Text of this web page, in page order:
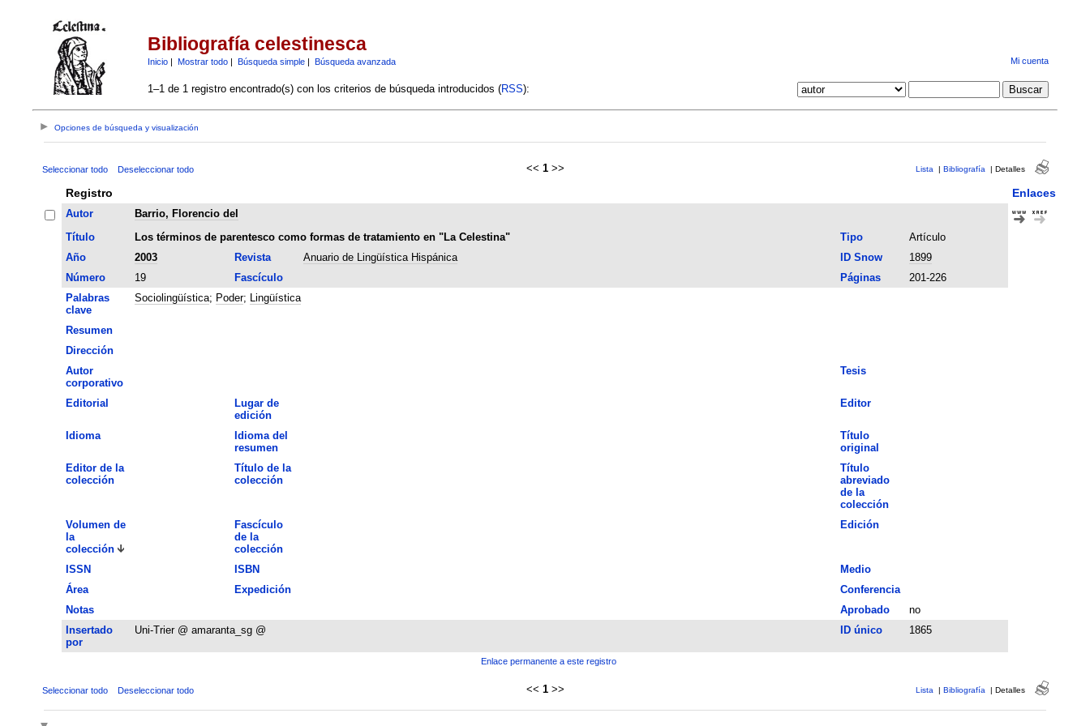
Bibliografía celestinesca
Inicio| Mostrar todo| Búsqueda simple| Búsqueda avanzada Mi cuenta
1–1 de 1 registro encontrado(s) con los criterios de búsqueda introducidos (RSS):
Opciones de búsqueda y visualización
Seleccionar todo Deseleccionar todo << 1 >> Lista | Bibliografía | Detalles
Registro Enlaces
Autor
Barrio, Florencio del
Título
Los términos de parentesco como formas de tratamiento en "La Celestina" Tipo
Artículo
Año
2003 Revista Anuario de Lingüística Hispánica ID Snow
1899
Número
19 Fascículo Páginas
201-226
Palabras
clave
Sociolingüística; Poder; Lingüística
Resumen
Dirección
Autor
corporativo
Tesis
Editorial
Lugar de
edición
Editor
Idioma
Idioma del
resumen
Título
original
Editor de la
colección
Título de la
colección
Título
abreviado
de la
colección
Volumen de
la
colección
Fascículo
de la
colección
Edición
ISSN ISBN
Medio
Área
Expedición
Conferencia
Notas
Aprobado
no
Insertado
por
Uni-Trier @ amaranta_sg @ ID único 1865
Enlace permanente a este registro
Seleccionar todo Deseleccionar todo << 1 >> Lista | Bibliografía | Detalles